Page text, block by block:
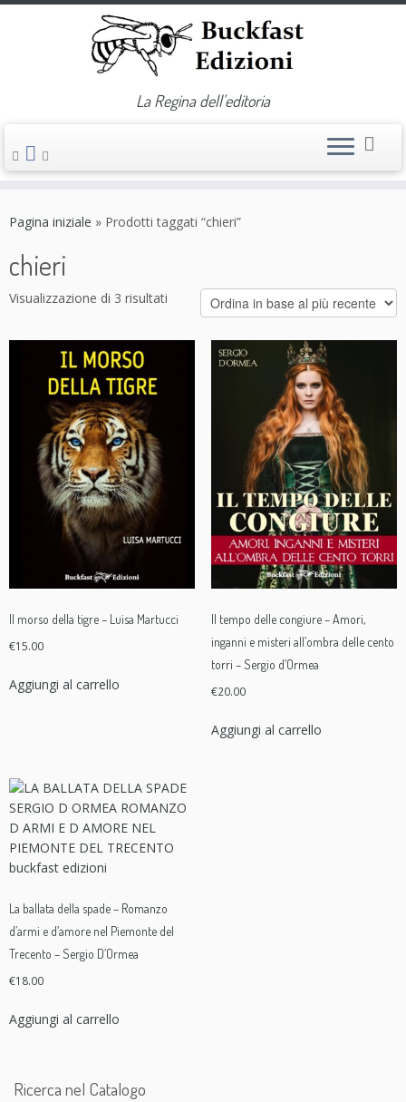
La Regina dell'editoria
Pagina iniziale » Prodotti taggati “chieri”
chieri
Visualizzazione di 3 risultati
Il morso della tigre – Luisa Martucci
€15.00
Aggiungi al carrello
Il tempo delle congiure – Amori,
inganni e misteri all’ombra delle cento
torri – Sergio d’Ormea
€20.00
Aggiungi al carrello
La ballata della spade – Romanzo
d’armi e d’amore nel Piemonte del
Trecento – Sergio D’Ormea
€18.00
Aggiungi al carrello
Ricerca nel Catalogo